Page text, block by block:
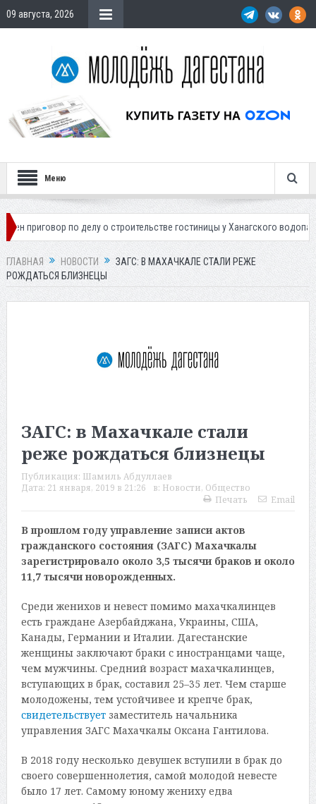
09 августа, 2026
Меню
по делу о строительстве гостиницы у Ханагского водопада Власти
ГЛАВНАЯ НОВОСТИ
ЗАГС: В МАХАЧКАЛЕ СТАЛИ РЕЖЕ
РОЖДАТЬСЯ БЛИЗНЕЦЫ
ЗАГС: в Махачкале стали
реже рождаться близнецы
Публикация: Шамиль Абдуллаев
Дата: 21 января, 2019 в 21:26 в: Новости, Общество
Печать
Email
В прошлом году управление записи актов
гражданского состояния (ЗАГС) Махачкалы
зарегистрировало около 3,5 тысячи браков и около
11,7 тысячи новорожденных.
Среди женихов и невест помимо махачкалинцев
есть граждане Азербайджана, Украины, США,
Канады, Германии и Италии. Дагестанские
женщины заключают браки с иностранцами чаще,
чем мужчины. Средний возраст махачкалинцев,
вступающих в брак, составил 25–35 лет. Чем старше
молодожены, тем устойчивее и крепче брак,
свидетельствуетзаместитель начальника
управления ЗАГС Махачкалы Оксана Гантилова.
В 2018 году несколько девушек вступили в брак до
своего совершеннолетия, самой молодой невесте
было 17 лет. Самому юному жениху едва